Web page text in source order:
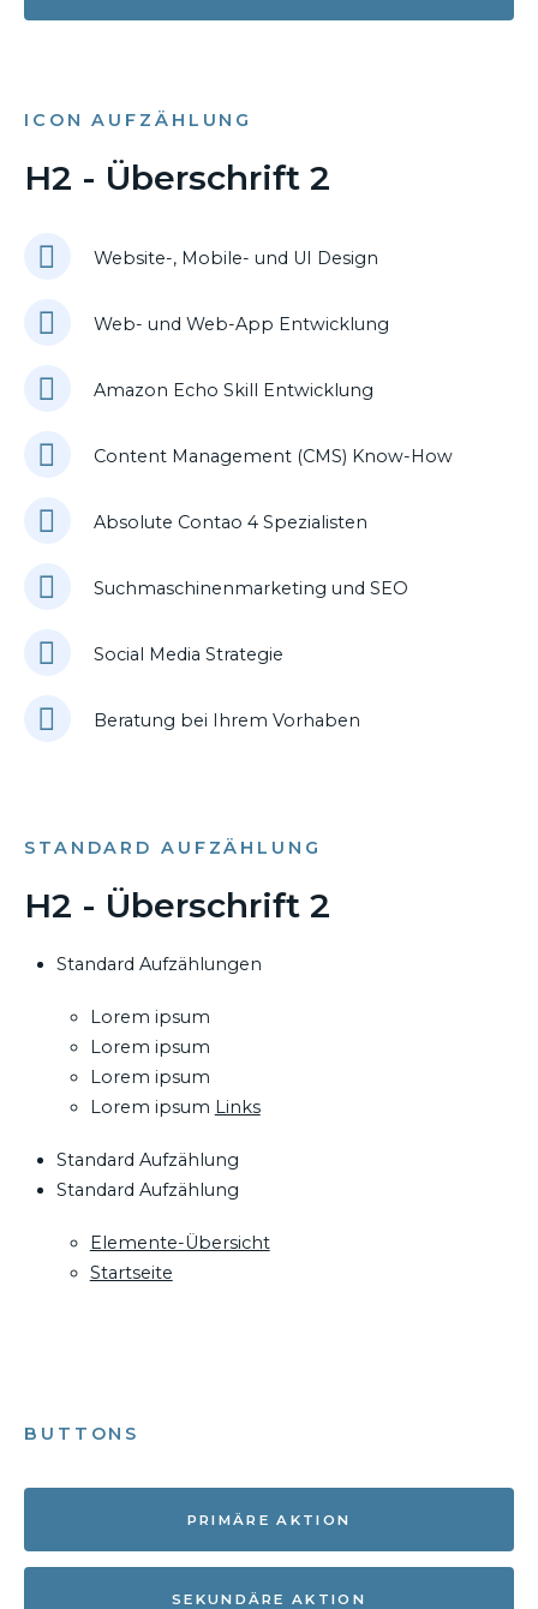
ICON AUFZÄHLUNG
H2 - Überschrift 2
Website-, Mobile- und UI Design
Web- und Web-App Entwicklung
Amazon Echo Skill Entwicklung
Content Management (CMS) Know-How
Absolute Contao 4 Spezialisten
Suchmaschinenmarketing und SEO
Social Media Strategie
Beratung bei Ihrem Vorhaben
STANDARD AUFZÄHLUNG
H2 - Überschrift 2
Standard Aufzählungen
Lorem ipsum
Lorem ipsum
Lorem ipsum
Lorem ipsum Links
Standard Aufzählung
Standard Aufzählung
Elemente-Übersicht
Startseite
BUTTONS
PRIMÄRE AKTION
SEKUNDÄRE AKTION